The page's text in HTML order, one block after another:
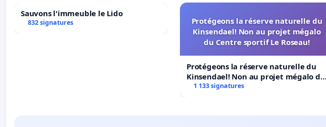
Sauvons l'immeuble le Lido
832 signatures
Protégeons la réserve naturelle du
Kinsendael! Non au projet mégalo
du Centre sportif Le Roseau!
Protégeons la réserve naturelle du
Kinsendael! Non au projet mégalo du
Centre sportif Le Roseau!
1 133 signatures